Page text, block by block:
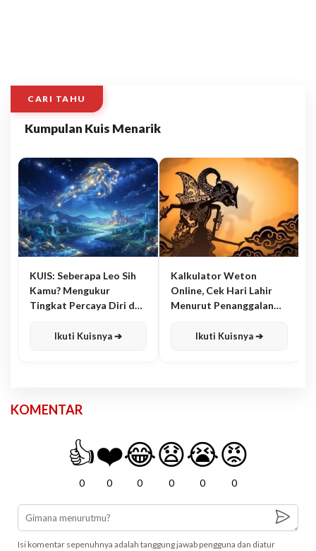
CARI TAHU
Kumpulan Kuis Menarik
KUIS: Seberapa Leo Sih
Kamu? Mengukur
Tingkat Percaya Diri dan
Ikuti Kuisnya ➔
Kalkulator Weton
Online, Cek Hari Lahir
Menurut Penanggalan
Ikuti Kuisnya ➔
KOMENTAR
👍
0
❤️
0
😂
0
😧
0
😭
0
😡
0
Isi komentar sepenuhnya adalah tanggung jawab pengguna dan diatur